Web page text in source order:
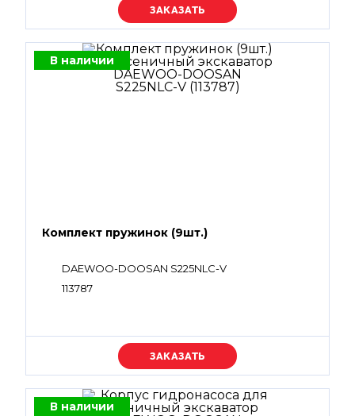
Уточняйте цену
В наличии
Комплект пружинок (9шт.)
DAEWOO-DOOSAN S225NLC-V
113787
Уточняйте цену
В наличии